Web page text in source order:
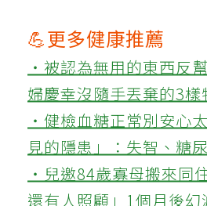
💪更多健康推薦
‧被認為無用的東西反
婦慶幸沒隨手丟棄的3樣
‧健檢血糖正常別安心
見的隱患」：失智、糖
‧兒邀84歲寡母搬來同
還有人照顧」1個月後幻